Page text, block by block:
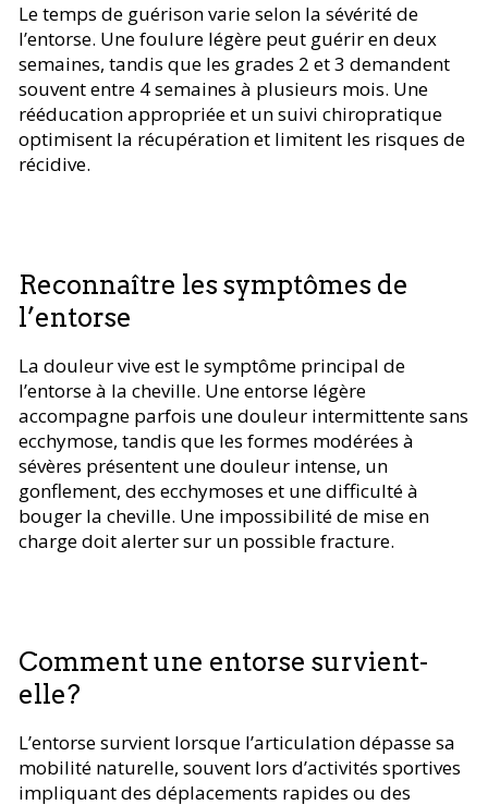
Le temps de guérison varie selon la sévérité de
l’entorse. Une foulure légère peut guérir en deux
semaines, tandis que les grades 2 et 3 demandent
souvent entre 4 semaines à plusieurs mois. Une
rééducation appropriée et un suivi chiropratique
optimisent la récupération et limitent les risques de
récidive.
Reconnaître les symptômes de
l’entorse
La douleur vive est le symptôme principal de
l’entorse à la cheville. Une entorse légère
accompagne parfois une douleur intermittente sans
ecchymose, tandis que les formes modérées à
sévères présentent une douleur intense, un
gonflement, des ecchymoses et une difficulté à
bouger la cheville. Une impossibilité de mise en
charge doit alerter sur un possible fracture.
Comment une entorse survient-
elle?
L’entorse survient lorsque l’articulation dépasse sa
mobilité naturelle, souvent lors d’activités sportives
impliquant des déplacements rapides ou des